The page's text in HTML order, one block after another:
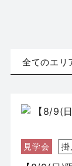
全てのエリ
見学会 掛